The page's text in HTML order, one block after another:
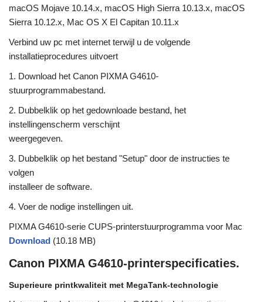
macOS Mojave 10.14.x, macOS High Sierra 10.13.x, macOS
Sierra 10.12.x, Mac OS X El Capitan 10.11.x
Verbind uw pc met internet terwijl u de volgende
installatieprocedures uitvoert
1. Download het Canon PIXMA G4610-
stuurprogrammabestand.
2. Dubbelklik op het gedownloade bestand, het
instellingenscherm verschijnt
weergegeven.
3. Dubbelklik op het bestand "Setup" door de instructies te
volgen
installeer de software.
4. Voer de nodige instellingen uit.
PIXMA G4610-serie CUPS-printerstuurprogramma voor Mac
Download (10.18 MB)
Canon PIXMA G4610-printerspecificaties.
Superieure printkwaliteit met MegaTank-technologie